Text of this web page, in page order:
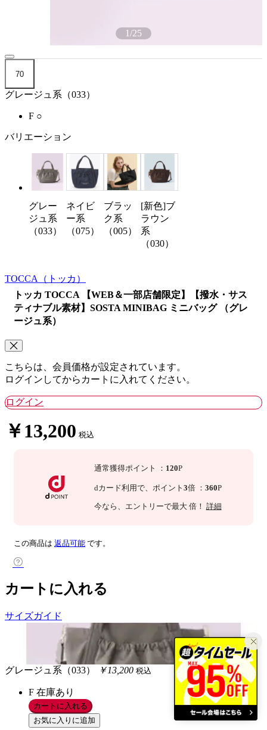
1/25
70
グレージュ系（033）
F ○
バリエーション
グレー
ジュ系
（033）
ネイビ
ー系
（075）
ブラッ
ク系
（005）
[新色]ブ
ラウン
系
（030）
TOCCA
（トッカ）
トッカ TOCCA 【WEB＆一部店舗限定】【撥水・サス
ティナブル素材】SOSTA MINIBAG ミニバッグ （グレ
ージュ系）
こちらは、会員価格が設定されています。
ログインしてからカートに入れてください。
ログイン
￥13,200 税込
通常獲得ポイント ： 120P
dカード利用で、 ポイント 3倍 ： 360P
今なら 、エントリーで最大 倍！ 詳細
この商品は 返品可能 です。
カートに入れる
サイズガイド
グレージュ系（033） ￥13,200 税込
F 在庫あり
カートに入れる
お気に入りに追加